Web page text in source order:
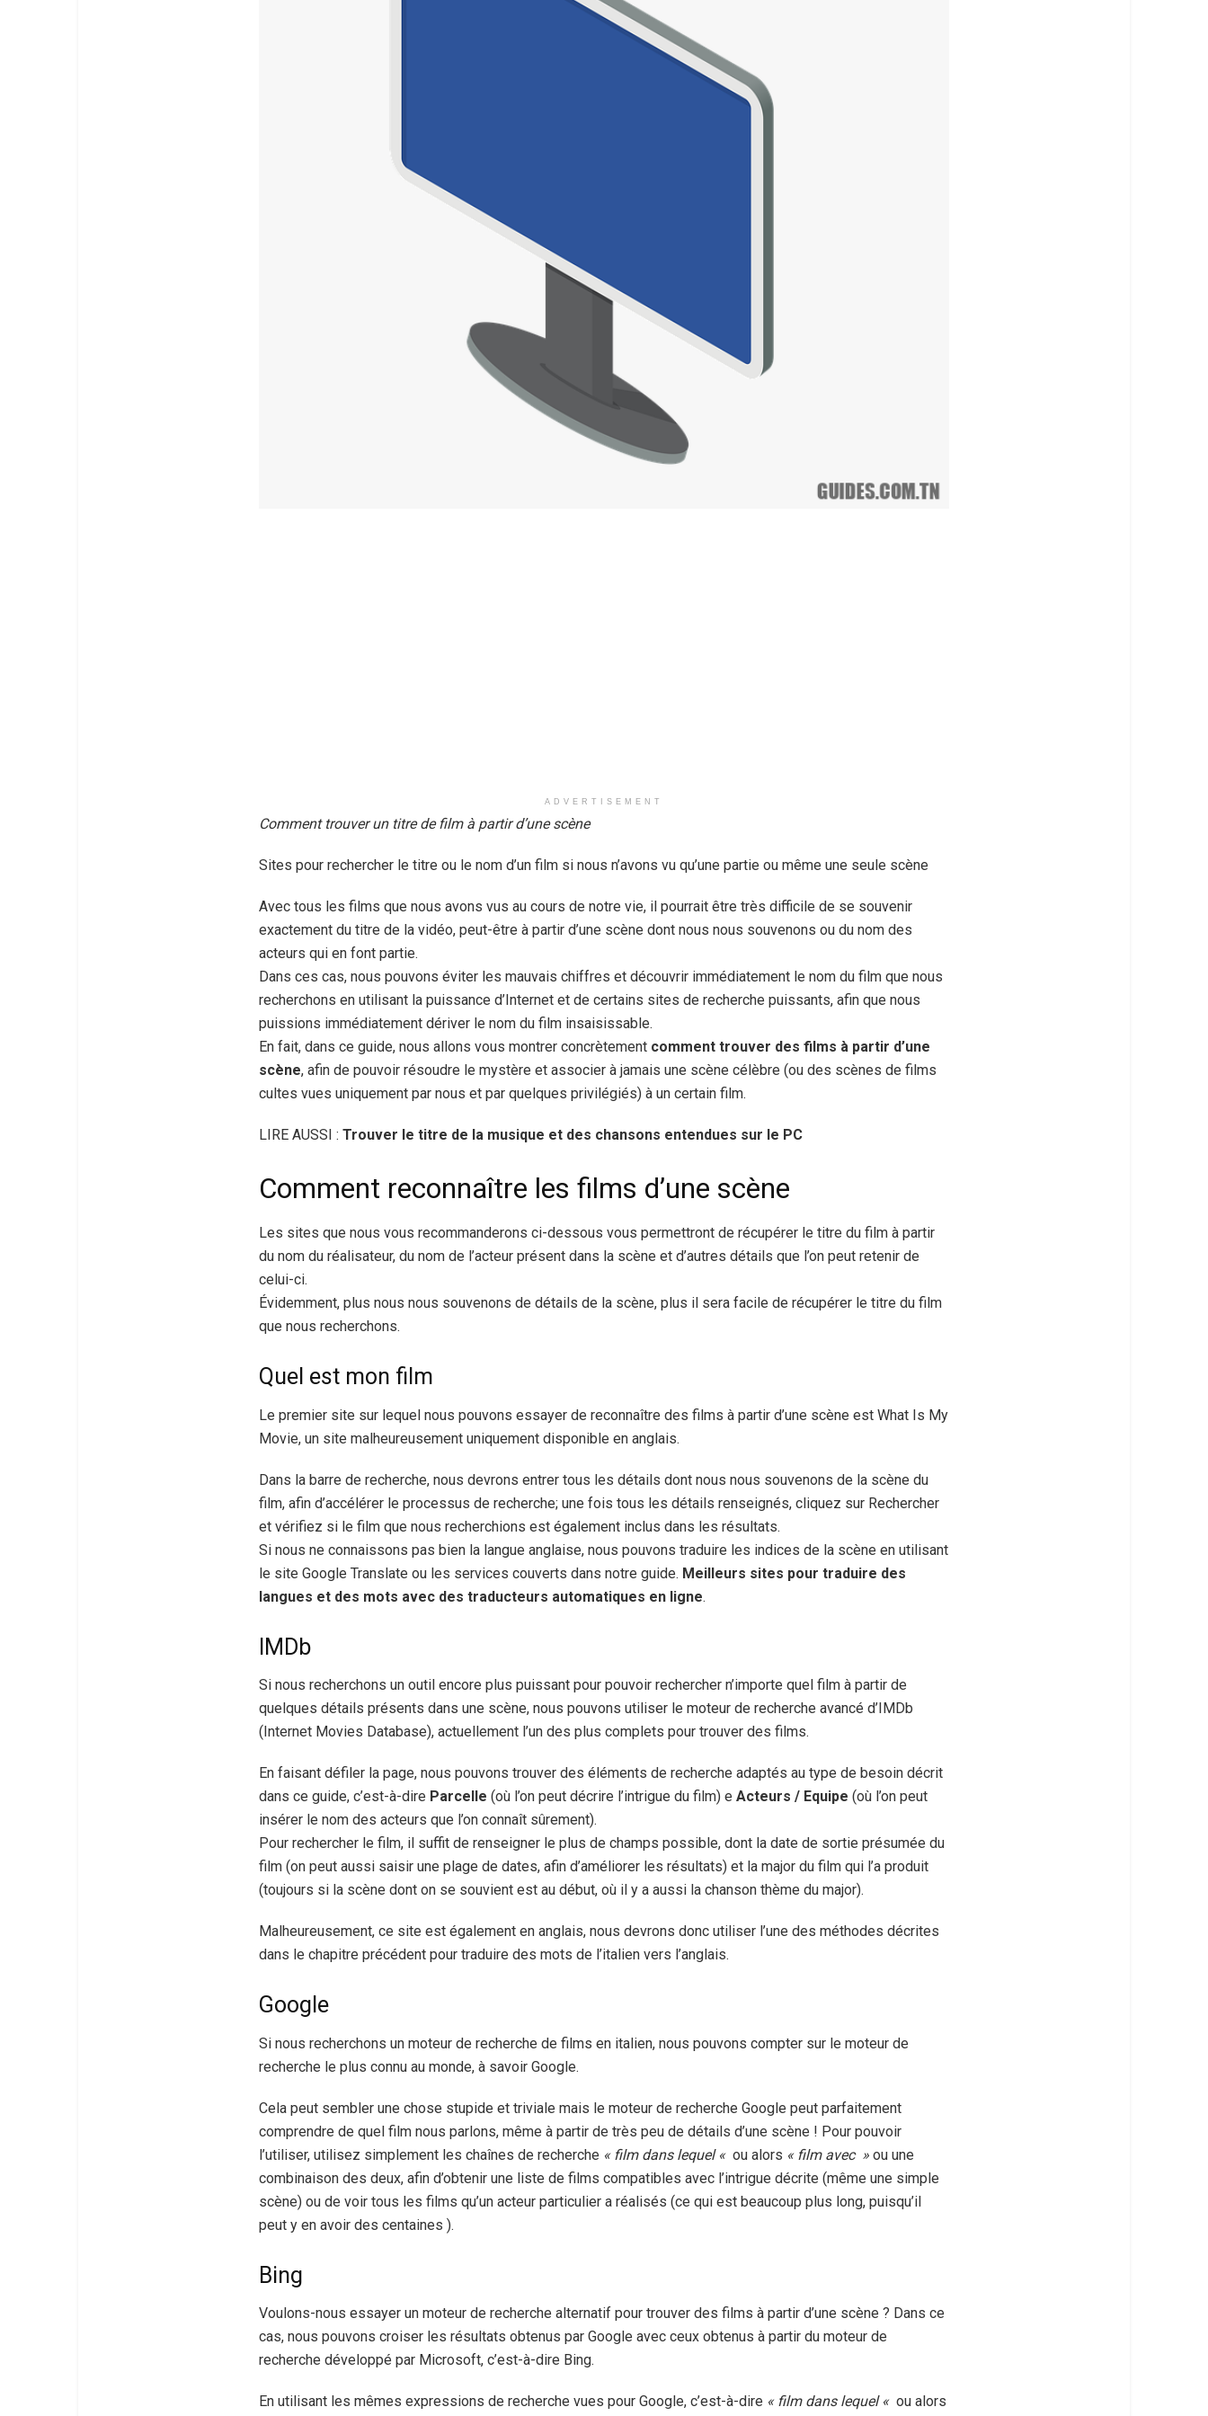
ADVERTISEMENT
Comment trouver un titre de film à partir d’une scène
Sites pour rechercher le titre ou le nom d’un film si nous n’avons vu qu’une partie ou même une seule scène
Avec tous les films que nous avons vus au cours de notre vie, il pourrait être très difficile de se souvenir
exactement du titre de la vidéo, peut-être à partir d’une scène dont nous nous souvenons ou du nom des
acteurs qui en font partie.
Dans ces cas, nous pouvons éviter les mauvais chiffres et découvrir immédiatement le nom du film que nous
recherchons en utilisant la puissance d’Internet et de certains sites de recherche puissants, afin que nous
puissions immédiatement dériver le nom du film insaisissable.
En fait, dans ce guide, nous allons vous montrer concrètement comment trouver des films à partir d’une
scène, afin de pouvoir résoudre le mystère et associer à jamais une scène célèbre (ou des scènes de films
cultes vues uniquement par nous et par quelques privilégiés) à un certain film.
LIRE AUSSI : Trouver le titre de la musique et des chansons entendues sur le PC
Comment reconnaître les films d’une scène
Les sites que nous vous recommanderons ci-dessous vous permettront de récupérer le titre du film à partir
du nom du réalisateur, du nom de l’acteur présent dans la scène et d’autres détails que l’on peut retenir de
celui-ci.
Évidemment, plus nous nous souvenons de détails de la scène, plus il sera facile de récupérer le titre du film
que nous recherchons.
Quel est mon film
Le premier site sur lequel nous pouvons essayer de reconnaître des films à partir d’une scène est What Is My
Movie, un site malheureusement uniquement disponible en anglais.
Dans la barre de recherche, nous devrons entrer tous les détails dont nous nous souvenons de la scène du
film, afin d’accélérer le processus de recherche; une fois tous les détails renseignés, cliquez sur Rechercher
et vérifiez si le film que nous recherchions est également inclus dans les résultats.
Si nous ne connaissons pas bien la langue anglaise, nous pouvons traduire les indices de la scène en utilisant
le site Google Translate ou les services couverts dans notre guide. Meilleurs sites pour traduire des
langues et des mots avec des traducteurs automatiques en ligne.
IMDb
Si nous recherchons un outil encore plus puissant pour pouvoir rechercher n’importe quel film à partir de
quelques détails présents dans une scène, nous pouvons utiliser le moteur de recherche avancé d’IMDb
(Internet Movies Database), actuellement l’un des plus complets pour trouver des films.
En faisant défiler la page, nous pouvons trouver des éléments de recherche adaptés au type de besoin décrit
dans ce guide, c’est-à-dire Parcelle (où l’on peut décrire l’intrigue du film) e Acteurs / Equipe (où l’on peut
insérer le nom des acteurs que l’on connaît sûrement).
Pour rechercher le film, il suffit de renseigner le plus de champs possible, dont la date de sortie présumée du
film (on peut aussi saisir une plage de dates, afin d’améliorer les résultats) et la major du film qui l’a produit
(toujours si la scène dont on se souvient est au début, où il y a aussi la chanson thème du major).
Malheureusement, ce site est également en anglais, nous devrons donc utiliser l’une des méthodes décrites
dans le chapitre précédent pour traduire des mots de l’italien vers l’anglais.
Google
Si nous recherchons un moteur de recherche de films en italien, nous pouvons compter sur le moteur de
recherche le plus connu au monde, à savoir Google.
Cela peut sembler une chose stupide et triviale mais le moteur de recherche Google peut parfaitement
comprendre de quel film nous parlons, même à partir de très peu de détails d’une scène ! Pour pouvoir
l’utiliser, utilisez simplement les chaînes de recherche « film dans lequel « ou alors « film avec » ou une
combinaison des deux, afin d’obtenir une liste de films compatibles avec l’intrigue décrite (même une simple
scène) ou de voir tous les films qu’un acteur particulier a réalisés (ce qui est beaucoup plus long, puisqu’il
peut y en avoir des centaines ).
Bing
Voulons-nous essayer un moteur de recherche alternatif pour trouver des films à partir d’une scène ? Dans ce
cas, nous pouvons croiser les résultats obtenus par Google avec ceux obtenus à partir du moteur de
recherche développé par Microsoft, c’est-à-dire Bing.
En utilisant les mêmes expressions de recherche vues pour Google, c’est-à-dire « film dans lequel « ou alors